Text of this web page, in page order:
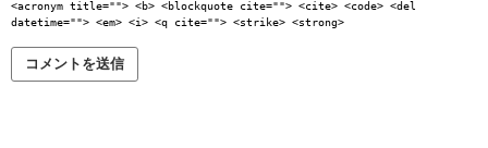
<acronym title=""> <b> <blockquote cite=""> <cite> <code> <del
datetime=""> <em> <i> <q cite=""> <strike> <strong>